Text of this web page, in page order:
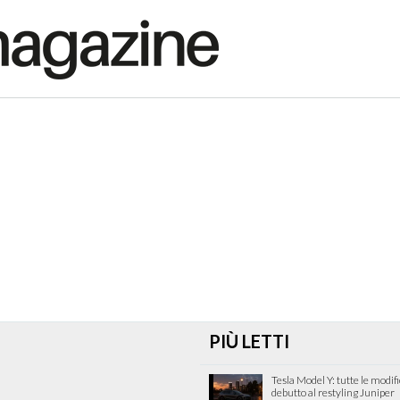
PIÙ LETTI
Tesla Model Y: tutte le
debutto al restyling Juniper